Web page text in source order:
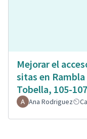
Mejorar el
sitas en
Tobella, 105-107
Ana Rodriguez